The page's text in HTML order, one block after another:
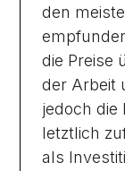
den
die Preise
der Arbeit
jedoch die
letztlich
als